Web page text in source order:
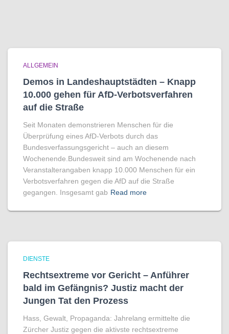
ALLGEMEIN
Demos in Landeshauptstädten – Knapp
10.000 gehen für AfD-Verbotsverfahren
auf die Straße
Seit Monaten demonstrieren Menschen für die
Überprüfung eines AfD-Verbots durch das
Bundesverfassungsgericht – auch an diesem
Wochenende.Bundesweit sind am Wochenende nach
Veranstalterangaben knapp 10.000 Menschen für ein
Verbotsverfahren gegen die AfD auf die Straße
gegangen. Insgesamt gab Read more
DIENSTE
Rechtsextreme vor Gericht – Anführer
bald im Gefängnis? Justiz macht der
Jungen Tat den Prozess
Hass, Gewalt, Propaganda: Jahrelang ermittelte die
Zürcher Justiz gegen die aktivste rechtsextreme